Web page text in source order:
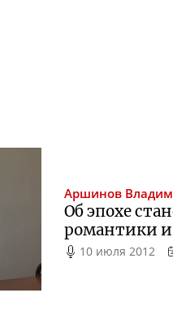
Аршинов
Об эпохе
романтики
10 июля 2012